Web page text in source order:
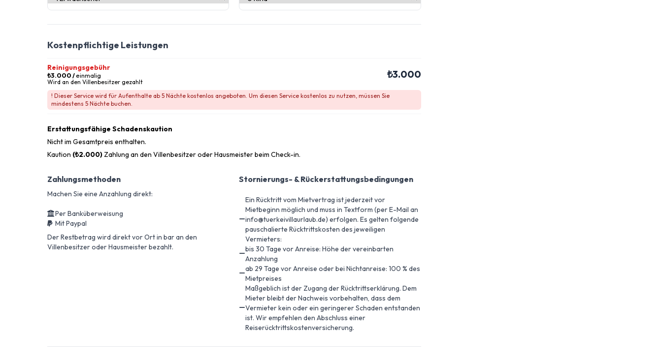
Kostenpflichtige Leistungen
Reinigungsgebühr
₺3.000/einmalig
Wird an den Villenbesitzer gezahlt
₺3.000
! Dieser Service wird für Aufenthalte ab 5 Nächte kostenlos angeboten. Um diesen Service kostenlos zu nutzen, müssen Sie
mindestens 5 Nächte buchen.
Erstattungsfähige Schadenskaution
Nicht im Gesamtpreis enthalten.
Kaution (₺2.000) Zahlung an den Villenbesitzer oder Hausmeister beim Check-in.
Zahlungsmethoden
Machen Sie eine Anzahlung direkt:
Per Banküberweisung
Mit Paypal
Der Restbetrag wird direkt vor Ort in bar an den
Villenbesitzer oder Hausmeister bezahlt.
Stornierungs- & Rückerstattungsbedingungen
Ein Rücktritt vom Mietvertrag ist jederzeit vor
Mietbeginn möglich und muss in Textform (per E-Mail an
info@tuerkeivillaurlaub.de) erfolgen. Es gelten folgende
pauschalierte Rücktrittskosten des jeweiligen
Vermieters:
bis 30 Tage vor Anreise: Höhe der vereinbarten
Anzahlung
ab 29 Tage vor Anreise oder bei Nichtanreise: 100 % des
Mietpreises
Maßgeblich ist der Zugang der Rücktrittserklärung. Dem
Mieter bleibt der Nachweis vorbehalten, dass dem
Vermieter kein oder ein geringerer Schaden entstanden
ist. Wir empfehlen den Abschluss einer
Reiserücktrittskostenversicherung.